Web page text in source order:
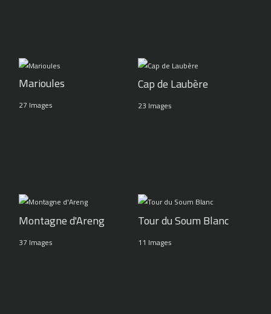
Marioules
27 Images
Cap de Laubère
23 Images
Montagne d'Areng
37 Images
Tour du Soum Blanc
11 Images